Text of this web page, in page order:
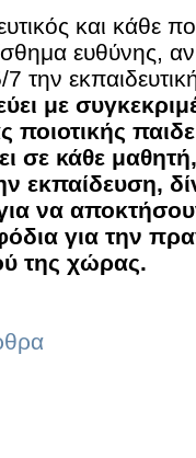
και κάθε
ευθύνης,
με
σε κάθε
εκπαίδευση,
για να
για την
της χώρας.